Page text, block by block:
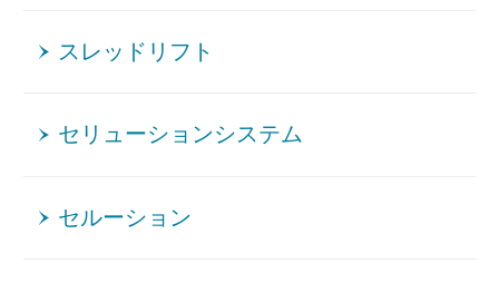
スレッドリフト
セリューションシステム
セルーション